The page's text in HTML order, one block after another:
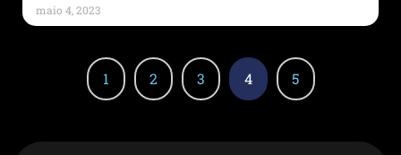
maio 4, 2023
1 2 3 4 5